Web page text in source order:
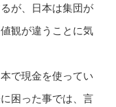
が、日本は集団が
観が違うことに気
で現金を使ってい
困った事では、言